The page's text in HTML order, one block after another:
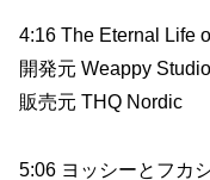
4:16 The Eternal Life
開発元 Weappy Studio
販売元 THQ Nordic
5:06 ヨッシーとフカ